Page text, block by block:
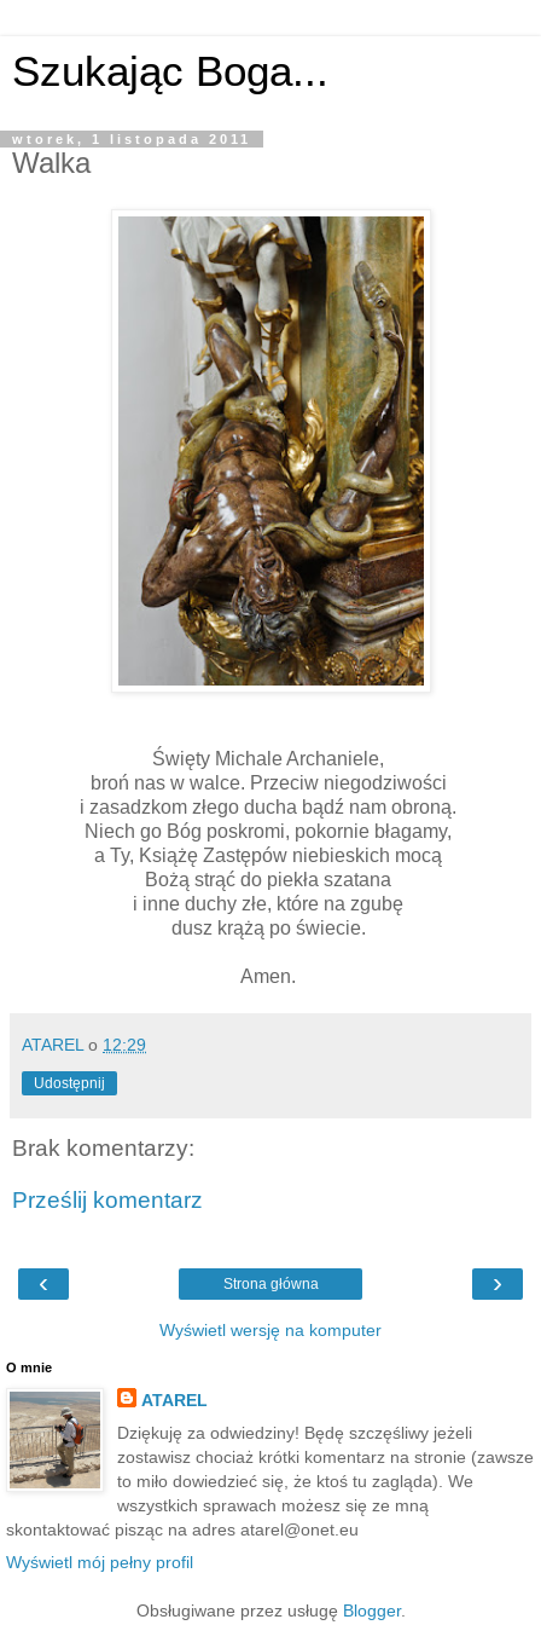
Szukając Boga...
wtorek, 1 listopada 2011
Walka
Święty Michale Archaniele,
broń nas w walce. Przeciw niegodziwości
i zasadzkom złego ducha bądź nam obroną.
Niech go Bóg poskromi, pokornie błagamy,
a Ty, Książę Zastępów niebieskich mocą
Bożą strąć do piekła szatana
i inne duchy złe, które na zgubę
dusz krążą po świecie.
Amen.
ATAREL o 12:29
Udostępnij
Brak komentarzy:
Prześlij komentarz
‹ ›
Strona główna
Wyświetl wersję na komputer
O mnie
ATAREL
Dziękuję za odwiedziny! Będę szczęśliwy jeżeli
zostawisz chociaż krótki komentarz na stronie (zawsze
to miło dowiedzieć się, że ktoś tu zagląda). We
wszystkich sprawach możesz się ze mną
skontaktować pisząc na adres atarel@onet.eu
Wyświetl mój pełny profil
Obsługiwane przez usługę Blogger.